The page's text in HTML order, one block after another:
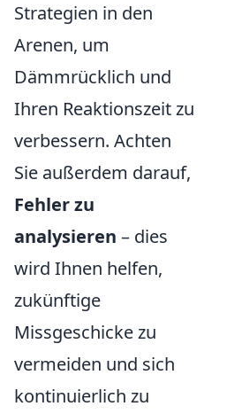
Strategien in den
Arenen, um
Dämmrücklich und
Ihren Reaktionszeit zu
verbessern. Achten
Sie außerdem darauf,
Fehler zu
analysieren – dies
wird Ihnen helfen,
zukünftige
Missgeschicke zu
vermeiden und sich
kontinuierlich zu